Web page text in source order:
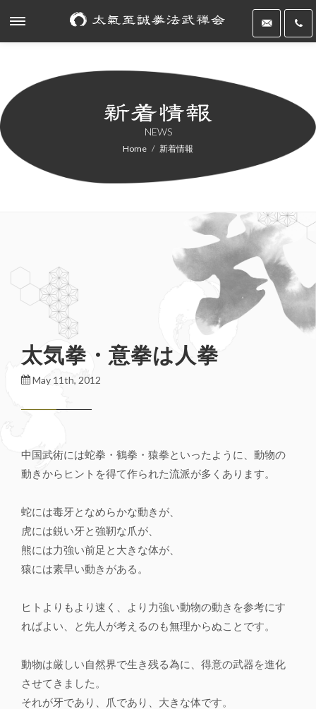
NEWS
Home 新着情報
太気拳・意拳は人拳
May 11th, 2012
中国武術には蛇拳・鶴拳・猿拳といったように、動物の
動きからヒントを得て作られた流派が多くあります。
蛇には毒牙となめらかな動きが、
虎には鋭い牙と強靭な爪が、
熊には力強い前足と大きな体が、
猿には素早い動きがある。
ヒトよりもより速く、より力強い動物の動きを参考にす
ればよい、と先人が考えるのも無理からぬことです。
動物は厳しい自然界で生き残る為に、得意の武器を進化
させてきました。
それが牙であり、爪であり、大きな体です。